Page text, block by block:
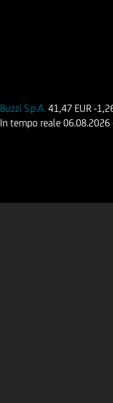
Buzzi S.p.A.41,47 EUR -
In tempo reale 06.08.2026